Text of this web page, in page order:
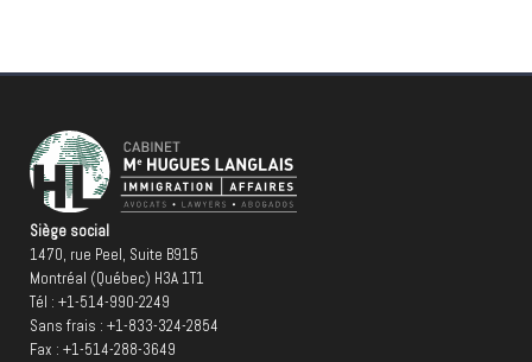
Siège social
1470, rue Peel, Suite B915
Montréal (Québec) H3A 1T1
Tél : +1-514-990-2249
Sans frais : +1-833-324-2854
Fax : +1-514-288-3649